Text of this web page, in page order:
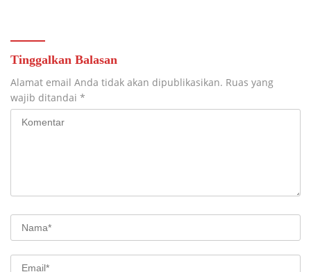
Tinggalkan Balasan
Alamat email Anda tidak akan dipublikasikan. Ruas yang
wajib ditandai *